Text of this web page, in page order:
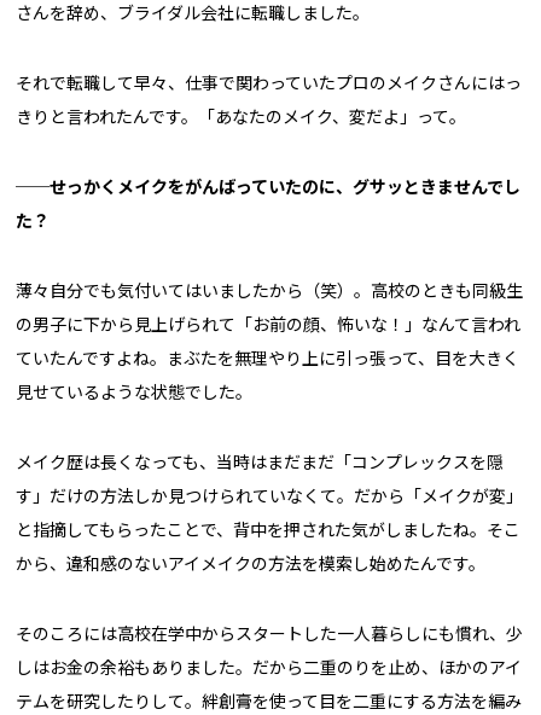
さんを辞め、ブライダル会社に転職しました。
それで転職して早々、仕事で関わっていたプロのメイクさんにはっ
きりと言われたんです。「あなたのメイク、変だよ」って。
──せっかくメイクをがんばっていたのに、グサッときませんでし
た？
薄々自分でも気付いてはいましたから（笑）。高校のときも同級生
の男子に下から見上げられて「お前の顔、怖いな！」なんて言われ
ていたんですよね。まぶたを無理やり上に引っ張って、目を大きく
見せているような状態でした。
メイク歴は長くなっても、当時はまだまだ「コンプレックスを隠
す」だけの方法しか見つけられていなくて。だから「メイクが変」
と指摘してもらったことで、背中を押された気がしましたね。そこ
から、違和感のないアイメイクの方法を模索し始めたんです。
そのころには高校在学中からスタートした一人暮らしにも慣れ、少
しはお金の余裕もありました。だから二重のりを止め、ほかのアイ
テムを研究したりして。絆創膏を使って目を二重にする方法を編み